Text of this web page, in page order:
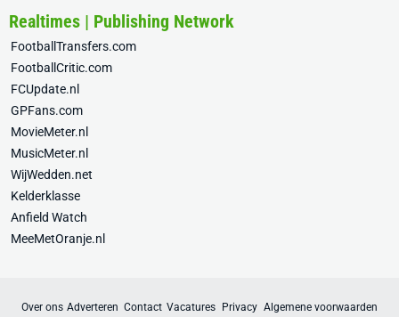
Realtimes | Publishing Network
FootballTransfers.com
FootballCritic.com
FCUpdate.nl
GPFans.com
MovieMeter.nl
MusicMeter.nl
WijWedden.net
Kelderklasse
Anfield Watch
MeeMetOranje.nl
Over ons Adverteren Contact Vacatures Privacy Algemene voorwaarden